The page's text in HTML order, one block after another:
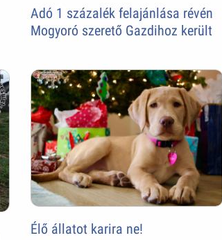
Adó 1 százalék felajánlása révén
Mogyoró szerető Gazdihoz került
Élő állatot karira ne!